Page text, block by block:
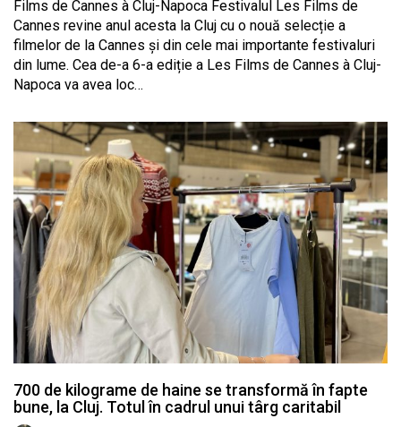
Films de Cannes à Cluj-Napoca Festivalul Les Films de
Cannes revine anul acesta la Cluj cu o nouă selecție a
filmelor de la Cannes și din cele mai importante festivaluri
din lume. Cea de-a 6-a ediție a Les Films de Cannes à Cluj-
Napoca va avea loc…
700 de kilograme de haine se transformă în fapte
bune, la Cluj. Totul în cadrul unui târg caritabil